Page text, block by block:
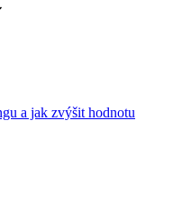
a jak zvýšit hodnotu